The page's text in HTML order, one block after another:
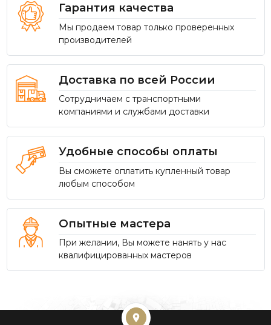
Гарантия качества
Мы продаем товар только проверенных
производителей
Доставка по всей России
Сотрудничаем с транспортными
компаниями и службами доставки
Удобные способы оплаты
Вы сможете оплатить купленный товар
любым способом
Опытные мастера
При желании, Вы можете нанять у нас
квалифицированных мастеров